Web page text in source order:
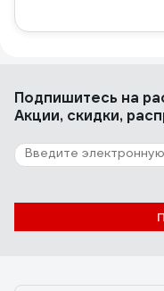
Подпишитесь на
Акции, скидки,